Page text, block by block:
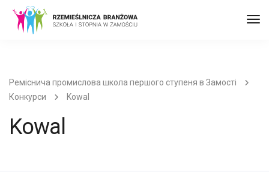
Реміснича промислова школа першого ступеня в Замості
Конкурси
Kowal
Kowal